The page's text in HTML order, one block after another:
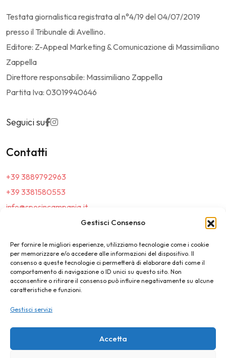
Gestisci Consenso
Per fornire le migliori esperienze, utilizziamo tecnologie come i cookie
per memorizzare e/o accedere alle informazioni del dispositivo. Il
consenso a queste tecnologie ci permetterà di elaborare dati come il
comportamento di navigazione o ID unici su questo sito. Non
acconsentire o ritirare il consenso può influire negativamente su alcune
caratteristiche e funzioni.
Gestisci servizi
Accetta
Testata giornalistica registrata al n°4/19 del 04/07/2019
presso il Tribunale di Avellino.
Editore: Z-Appeal Marketing & Comunicazione di Massimiliano
Zappella
Direttore responsabile: Massimiliano Zappella
Partita Iva: 03019940646
Seguici su
Contatti
+39 3889792963
+39 3381580553
info@sposincampania.it
sposincampania@pec.it
Link
Top100
News e Tendenze
Destination Wedding